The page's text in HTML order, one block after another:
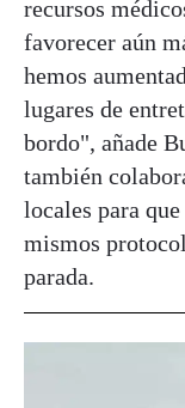
recursos
favorecer aún
hemos
lugares de
bordo", añade
también
locales para
mismos
parada.